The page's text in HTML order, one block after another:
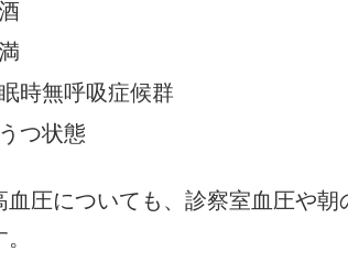
時無呼吸症候群
つ状態
血圧についても、診察室血圧や